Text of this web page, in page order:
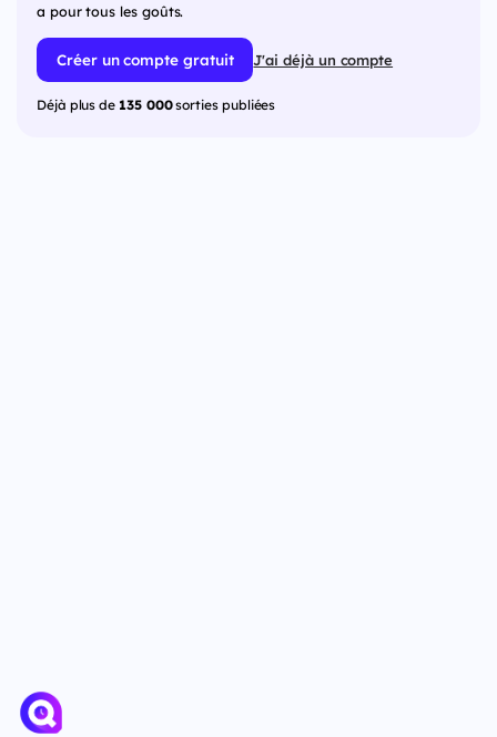
a pour tous les goûts.
Créer un compte gratuit J'ai déjà un compte
Déjà plus de 135 000sorties publiées